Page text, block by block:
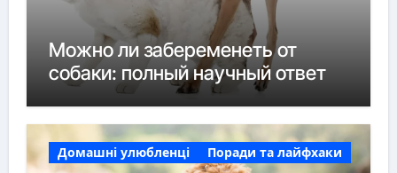
Можно ли забеременеть от
собаки: полный научный ответ
Домашні улюбленці Поради та лайфхаки